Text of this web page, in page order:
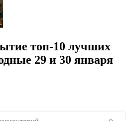
топ-10 лучших
29 и 30 января